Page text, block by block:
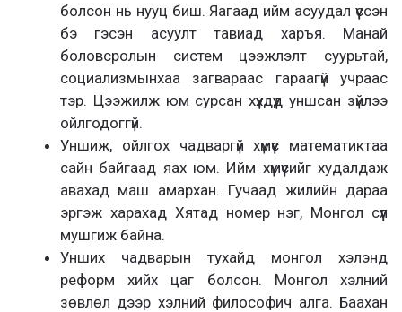
болсон нь нууц биш. Яагаад ийм асуудал үүссэн
бэ гэсэн асуулт тавиад харъя. Манай
боловсролын систем цээжлэлт суурьтай,
социализмынхаа загвараас гараагүй учраас
тэр. Цээжилж юм сурсан хүүхдүүд уншсан зүйлээ
ойлгодоггүй.
Уншиж, ойлгох чадваргүй хүмүүс математиктаа
сайн байгаад яах юм. Ийм хүмүүсийг худалдаж
авахад маш амархан. Гучаад жилийн дараа
эргэж харахад Хятад номер нэг, Монгол сүүл
мушгиж байна.
Унших чадварын тухайд монгол хэлэнд
реформ хийх цаг болсон. Монгол хэлний
зөвлөл дээр хэлний философич алга. Баахан